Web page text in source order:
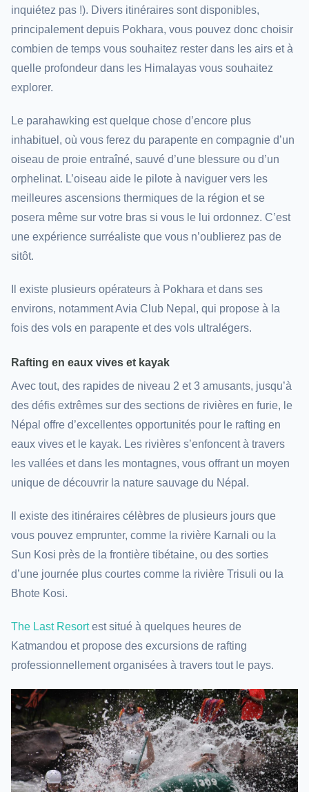
inquiétez pas !). Divers itinéraires sont disponibles,
principalement depuis Pokhara, vous pouvez donc choisir
combien de temps vous souhaitez rester dans les airs et à
quelle profondeur dans les Himalayas vous souhaitez
explorer.
Le parahawking est quelque chose d’encore plus
inhabituel, où vous ferez du parapente en compagnie d’un
oiseau de proie entraîné, sauvé d’une blessure ou d’un
orphelinat. L’oiseau aide le pilote à naviguer vers les
meilleures ascensions thermiques de la région et se
posera même sur votre bras si vous le lui ordonnez. C’est
une expérience surréaliste que vous n’oublierez pas de
sitôt.
Il existe plusieurs opérateurs à Pokhara et dans ses
environs, notamment Avia Club Nepal, qui propose à la
fois des vols en parapente et des vols ultralégers.
Rafting en eaux vives et kayak
Avec tout, des rapides de niveau 2 et 3 amusants, jusqu’à
des défis extrêmes sur des sections de rivières en furie, le
Népal offre d’excellentes opportunités pour le rafting en
eaux vives et le kayak. Les rivières s’enfoncent à travers
les vallées et dans les montagnes, vous offrant un moyen
unique de découvrir la nature sauvage du Népal.
Il existe des itinéraires célèbres de plusieurs jours que
vous pouvez emprunter, comme la rivière Karnali ou la
Sun Kosi près de la frontière tibétaine, ou des sorties
d’une journée plus courtes comme la rivière Trisuli ou la
Bhote Kosi.
The Last Resortest situé à quelques heures de
Katmandou et propose des excursions de rafting
professionnellement organisées à travers tout le pays.